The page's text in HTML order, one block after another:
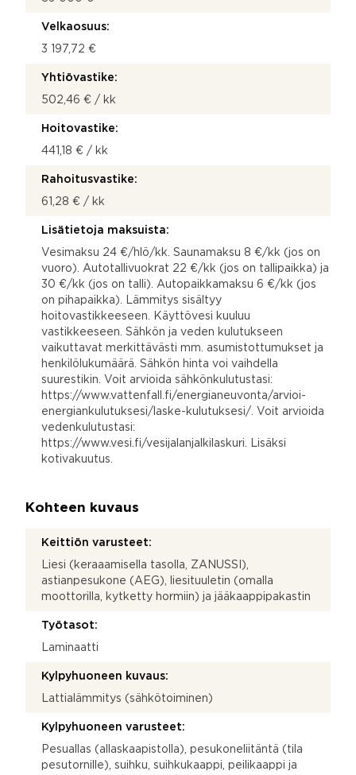
Velkaosuus:
3 197,72 €
Yhtiövastike:
502,46 € / kk
Hoitovastike:
441,18 € / kk
Rahoitusvastike:
61,28 € / kk
Lisätietoja maksuista:
Vesimaksu 24 €/hlö/kk. Saunamaksu 8 €/kk (jos on
vuoro). Autotallivuokrat 22 €/kk (jos on tallipaikka) ja
30 €/kk (jos on talli). Autopaikkamaksu 6 €/kk (jos
on pihapaikka). Lämmitys sisältyy
hoitovastikkeeseen. Käyttövesi kuuluu
vastikkeeseen. Sähkön ja veden kulutukseen
vaikuttavat merkittävästi mm. asumistottumukset ja
henkilölukumäärä. Sähkön hinta voi vaihdella
suurestikin. Voit arvioida sähkönkulutustasi:
https://www.vattenfall.fi/energianeuvonta/arvioi-
energiankulutuksesi/laske-kulutuksesi/. Voit arvioida
vedenkulutustasi:
https://www.vesi.fi/vesijalanjalkilaskuri. Lisäksi
kotivakuutus.
Kohteen kuvaus
Keittiön varusteet:
Liesi (keraaamisella tasolla, ZANUSSI),
astianpesukone (AEG), liesituuletin (omalla
moottorilla, kytketty hormiin) ja jääkaappipakastin
Työtasot:
Laminaatti
Kylpyhuoneen kuvaus:
Lattialämmitys (sähkötoiminen)
Kylpyhuoneen varusteet:
Pesuallas (allaskaapistolla), pesukoneliitäntä (tila
pesutornille), suihku, suihkukaappi, peilikaappi ja